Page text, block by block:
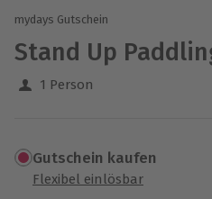
mydays Gutschein
Stand Up
1 Person
Gutschein kaufen
Flexibel einlösbar